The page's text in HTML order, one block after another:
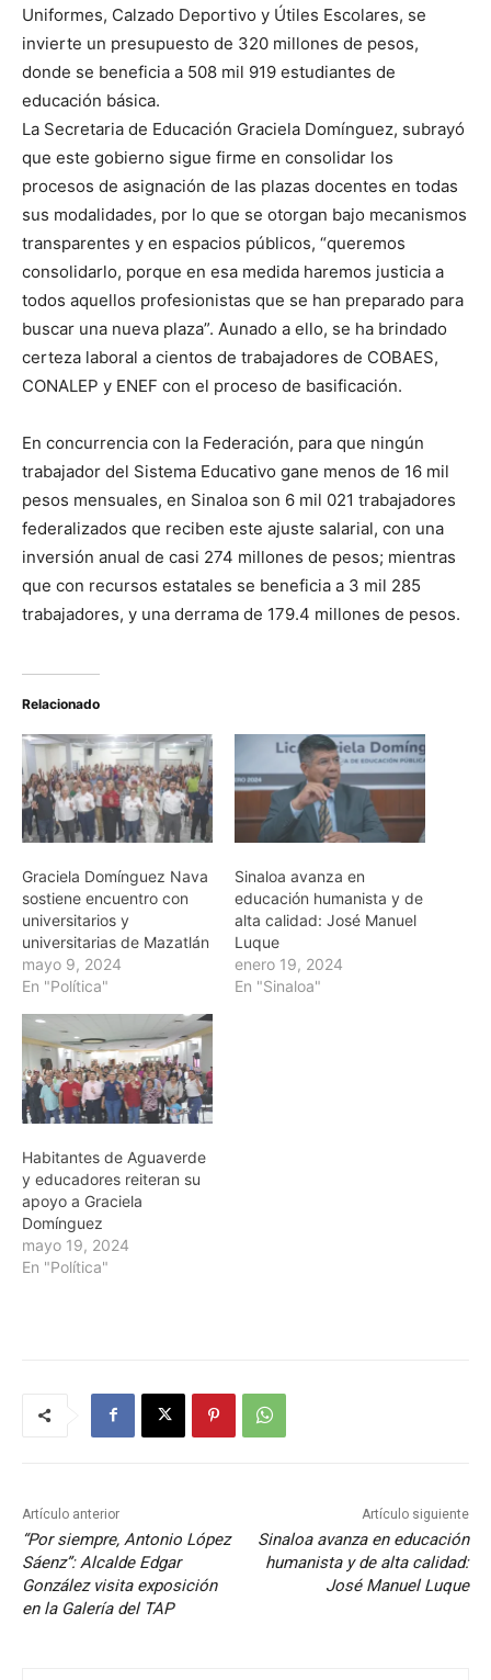
Uniformes, Calzado Deportivo y Útiles Escolares, se
invierte un presupuesto de 320 millones de pesos,
donde se beneficia a 508 mil 919 estudiantes de
educación básica.
La Secretaria de Educación Graciela Domínguez, subrayó
que este gobierno sigue firme en consolidar los
procesos de asignación de las plazas docentes en todas
sus modalidades, por lo que se otorgan bajo mecanismos
transparentes y en espacios públicos, “queremos
consolidarlo, porque en esa medida haremos justicia a
todos aquellos profesionistas que se han preparado para
buscar una nueva plaza”. Aunado a ello, se ha brindado
certeza laboral a cientos de trabajadores de COBAES,
CONALEP y ENEF con el proceso de basificación.
En concurrencia con la Federación, para que ningún
trabajador del Sistema Educativo gane menos de 16 mil
pesos mensuales, en Sinaloa son 6 mil 021 trabajadores
federalizados que reciben este ajuste salarial, con una
inversión anual de casi 274 millones de pesos; mientras
que con recursos estatales se beneficia a 3 mil 285
trabajadores, y una derrama de 179.4 millones de pesos.
Relacionado
Graciela Domínguez Nava
sostiene encuentro con
universitarios y
universitarias de Mazatlán
mayo 9, 2024
En "Política"
Sinaloa avanza en
educación humanista y de
alta calidad: José Manuel
Luque
enero 19, 2024
En "Sinaloa"
Habitantes de Aguaverde
y educadores reiteran su
apoyo a Graciela
Domínguez
mayo 19, 2024
En "Política"
Artículo anterior
“Por siempre, Antonio López
Sáenz”: Alcalde Edgar
González visita exposición
en la Galería del TAP
Artículo siguiente
Sinaloa avanza en educación
humanista y de alta calidad:
José Manuel Luque